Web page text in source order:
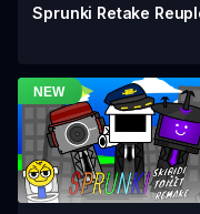
Sprunki Retake